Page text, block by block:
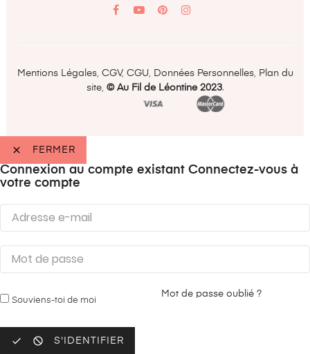
YouTubePinterest
Mentions Légales, CGV, CGU, Données Personnelles, Plan du
site, ©️ Au Fil de Léontine 2023.
 FERMER
Connexion au compte existant Connectez-vous à
votre compte
Souviens-toi de moi
Mot de passe oublié ?
  S'IDENTIFIER